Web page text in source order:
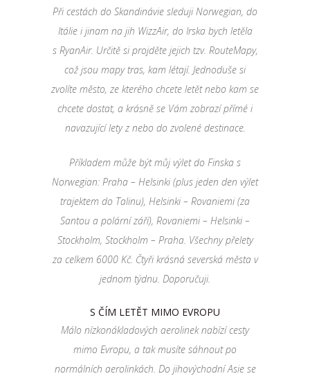
Při cestách do Skandinávie sleduji Norwegian, do
Itálie i jinam na jih WizzAir, do Irska bych letěla
s RyanAir. Určitě si projděte jejich tzv. RouteMapy,
což jsou mapy tras, kam létají. Jednoduše si
zvolíte město, ze kterého chcete letět nebo kam se
chcete dostat, a krásně se Vám zobrazí přímé i
navazující lety z nebo do zvolené destinace.
Příkladem může být můj výlet do Finska s
Norwegian: Praha – Helsinki (plus jeden den výlet
trajektem do Talinu), Helsinki – Rovaniemi (za
Santou a polární září), Rovaniemi – Helsinki –
Stockholm, Stockholm – Praha. Všechny přelety
za celkem 6000 Kč. Čtyři krásná severská města v
jednom týdnu. Doporučuji.
S ČÍM LETĚT MIMO EVROPU
Málo nízkonákladových aerolinek nabízí cesty
mimo Evropu, a tak musíte sáhnout po
normálních aerolinkách. Do jihovýchodní Asie se